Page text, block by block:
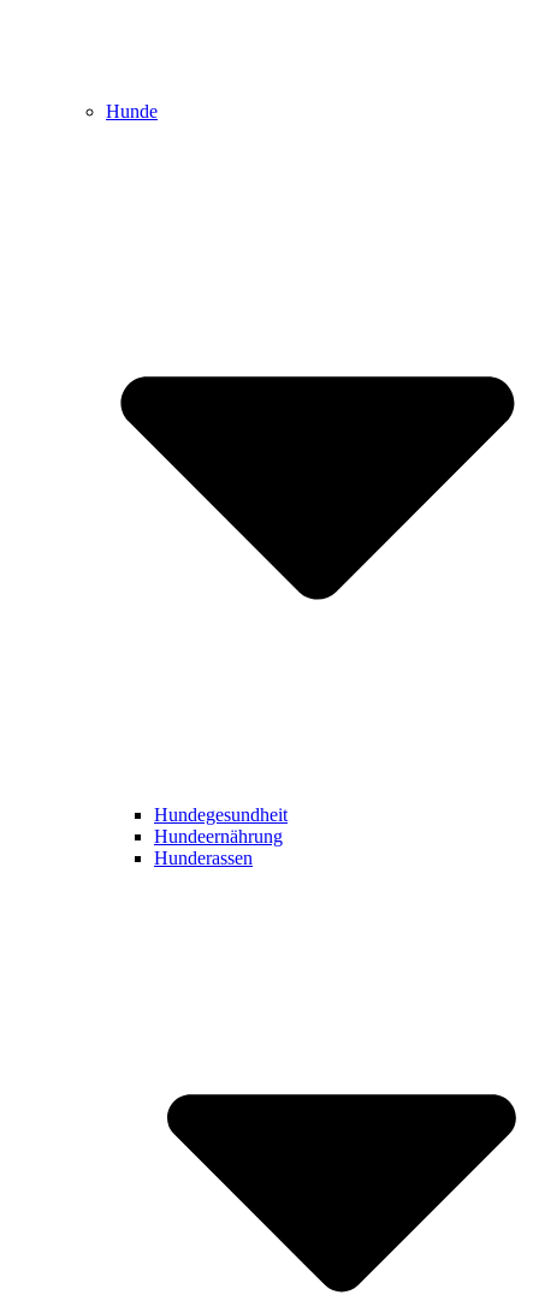
Hunde
Hundegesundheit
Hundeernährung
Hunderassen